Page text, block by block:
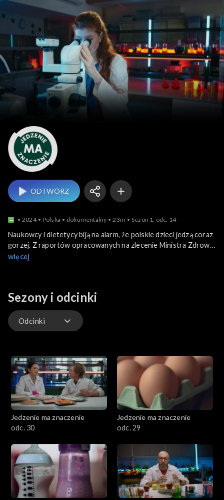
Jedzenie ma znaczenie
ODTWÓRZ
2024 Polska dokumentalny 23m Sezon 1, odc. 14
Naukowcy i dietetycy biją na alarm, że polskie dzieci jedzą coraz
gorzej. Z raportów opracowanych na zlecenie Ministra Zdrowia
wynika, że 2018 nadwagę miała 1/3 dzieci w wieku szkolnym.
więcej
Sezony i odcinki
Odcinki
Jedzenie ma znaczenie
odc. 30
Jedzenie ma znaczenie
odc. 29